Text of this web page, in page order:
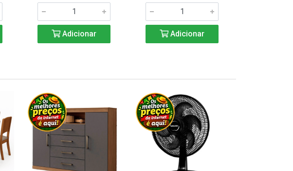
Adicionar Adicionar